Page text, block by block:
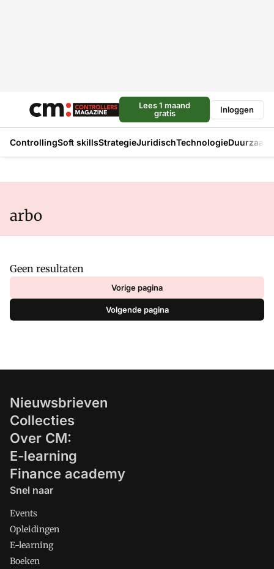
Lees 1 maand
gratis
Inloggen
ControllingSoft skillsStrategieJuridischTechnologie
arbo
Geen resultaten
Vorige pagina
Volgende pagina
Nieuwsbrieven
Collecties
Over CM:
E-learning
Finance academy
Snel naar
Events
Opleidingen
E-learning
Boeken